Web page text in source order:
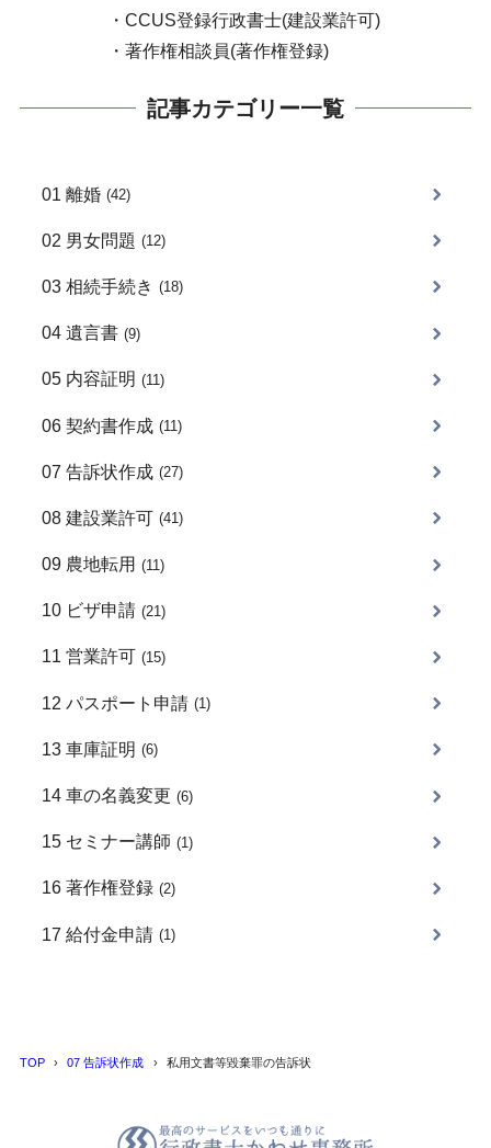
・CCUS登録行政書士(建設業許可)
・著作権相談員(著作権登録)
記事カテゴリー一覧
01 離婚 (42)
02 男女問題 (12)
03 相続手続き (18)
04 遺言書 (9)
05 内容証明 (11)
06 契約書作成 (11)
07 告訴状作成 (27)
08 建設業許可 (41)
09 農地転用 (11)
10 ビザ申請 (21)
11 営業許可 (15)
12 パスポート申請 (1)
13 車庫証明 (6)
14 車の名義変更 (6)
15 セミナー講師 (1)
16 著作権登録 (2)
17 給付金申請 (1)
TOP 07 告訴状作成 私用文書等毀棄罪の告訴状